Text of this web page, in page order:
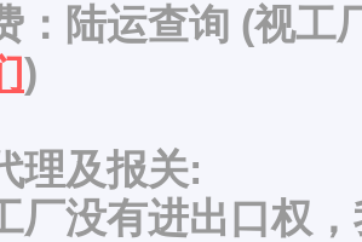
：陆运查询 (视工
)
理及报关:
厂没有进出口权